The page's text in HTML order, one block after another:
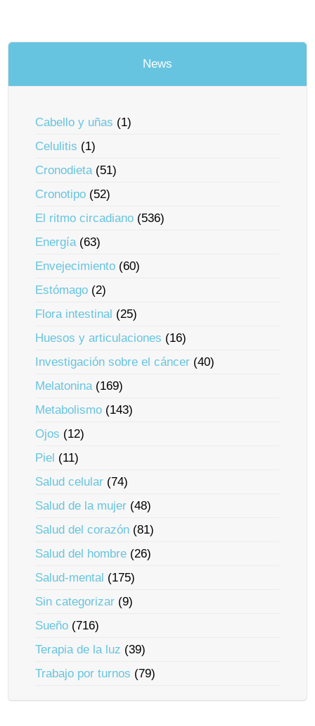
News
Cabello y uñas (1)
Celulitis (1)
Cronodieta(51)
Cronotipo (52)
El ritmo circadiano (536)
Energía(63)
Envejecimiento (60)
Estómago (2)
Flora intestinal (25)
Huesos y articulaciones (16)
Investigación sobre el cáncer (40)
Melatonina(169)
Metabolismo (143)
Ojos (12)
Piel (11)
Salud celular (74)
Salud de la mujer (48)
Salud del corazón (81)
Salud del hombre (26)
Salud-mental (175)
Sin categorizar (9)
Sueño (716)
Terapia de la luz (39)
Trabajo por turnos (79)